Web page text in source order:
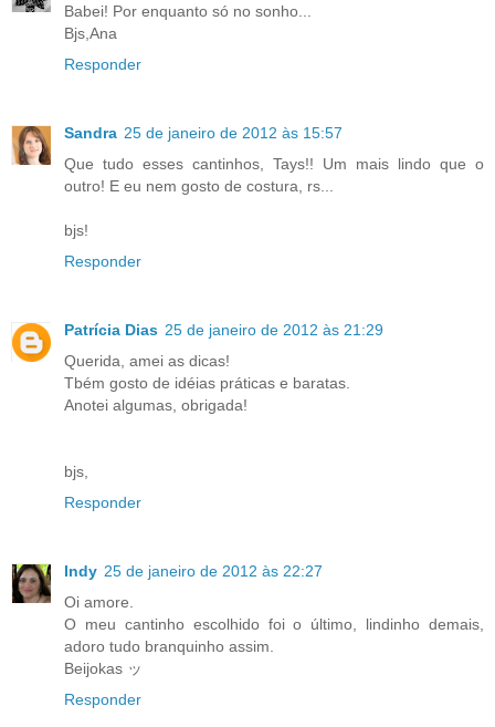
Babei! Por enquanto só no sonho...
Bjs,Ana
Responder
Sandra 25 de janeiro de 2012 às 15:57
Que tudo esses cantinhos, Tays!! Um mais lindo que o
outro! E eu nem gosto de costura, rs...
bjs!
Responder
Patrícia Dias 25 de janeiro de 2012 às 21:29
Querida, amei as dicas!
Tbém gosto de idéias práticas e baratas.
Anotei algumas, obrigada!
bjs,
Responder
Indy 25 de janeiro de 2012 às 22:27
Oi amore.
O meu cantinho escolhido foi o último, lindinho demais,
adoro tudo branquinho assim.
Beijokas ッ
Responder